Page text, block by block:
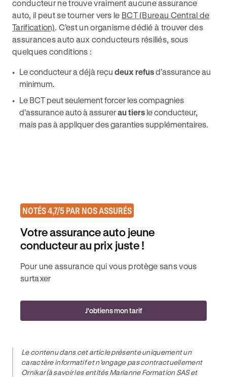
conducteur ne trouve vraiment aucune assurance
auto, il peut se tourner vers le BCT (Bureau Central de
Tarification). C’est un organisme dédié à trouver des
assurances auto aux conducteurs résiliés, sous
quelques conditions :
Le conducteur a déjà reçu deux refusd’assurance au
minimum.
Le BCT peut seulement forcer les compagnies
d’assurance auto à assurerau tiers le conducteur,
mais pas à appliquer des garanties supplémentaires.
NOTÉS 4,7/5 PAR NOS ASSURÉS
Votre assurance auto jeune
conducteur au prix juste !
Pour une assurance qui vous protège sans vous
surtaxer
J'obtiens mon tarif
Le contenu dans cet article présente uniquement un
caractère informatif et n’engage pas contractuellement
Ornikar (à savoir les entités Marianne Formation SAS et